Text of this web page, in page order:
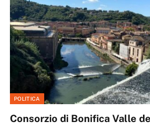
POLITICA
Consorzio di Bonifica Valle